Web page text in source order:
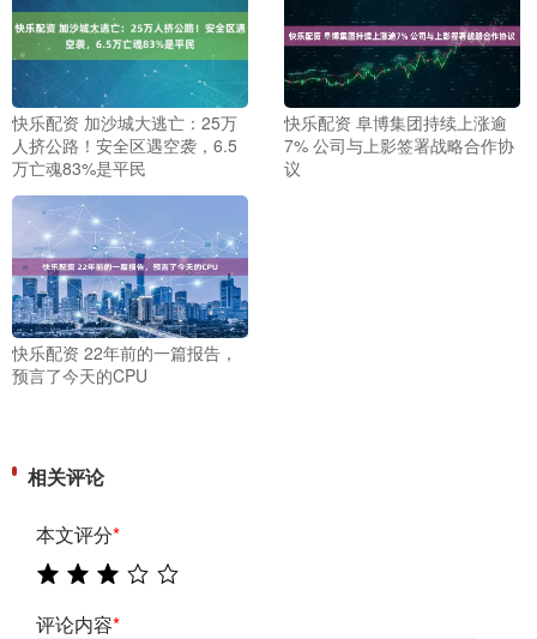
快乐配资 加沙城大逃亡：25万
人挤公路！安全区遇空袭，6.5
万亡魂83%是平民
快乐配资 阜博集团持续上涨逾
7% 公司与上影签署战略合作协
议
快乐配资 22年前的一篇报告，
预言了今天的CPU
相关评论
本文评分*
评论内容*